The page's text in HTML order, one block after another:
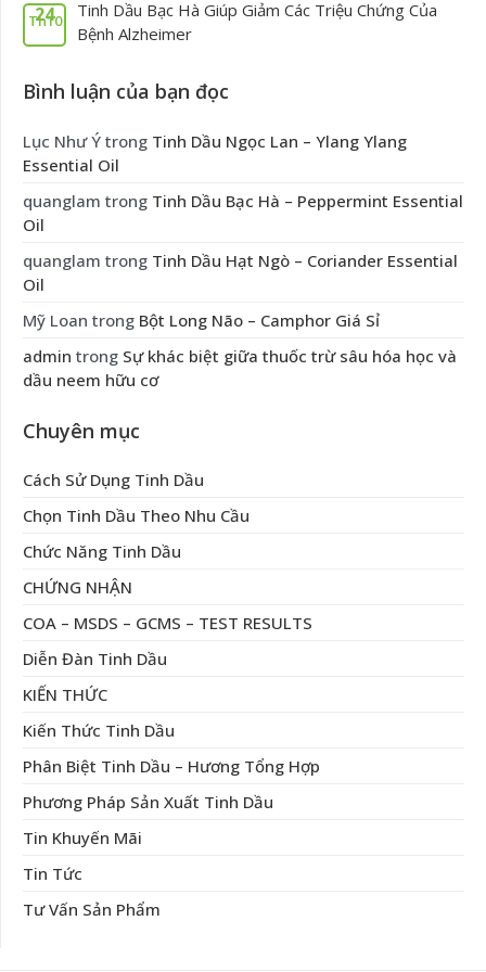
24
Th10
Tinh Dầu Bạc Hà Giúp Giảm Các Triệu Chứng Của
Bệnh Alzheimer
Bình luận của bạn đọc
Lục Như Ý trong Tinh Dầu Ngọc Lan – Ylang Ylang
Essential Oil
quanglam trong Tinh Dầu Bạc Hà – Peppermint Essential
Oil
quanglam trong Tinh Dầu Hạt Ngò – Coriander Essential
Oil
Mỹ Loan trong Bột Long Não – Camphor Giá Sỉ
admin trong Sự khác biệt giữa thuốc trừ sâu hóa học và
dầu neem hữu cơ
Chuyên mục
Cách Sử Dụng Tinh Dầu
Chọn Tinh Dầu Theo Nhu Cầu
Chức Năng Tinh Dầu
CHỨNG NHẬN
COA – MSDS – GCMS – TEST RESULTS
Diễn Đàn Tinh Dầu
KIẾN THỨC
Kiến Thức Tinh Dầu
Phân Biệt Tinh Dầu – Hương Tổng Hợp
Phương Pháp Sản Xuất Tinh Dầu
Tin Khuyến Mãi
Tin Tức
Tư Vấn Sản Phẩm